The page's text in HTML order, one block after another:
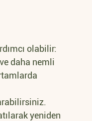
olabilir:
daha nemli
yeniden